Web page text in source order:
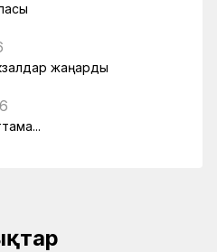
жаңарды